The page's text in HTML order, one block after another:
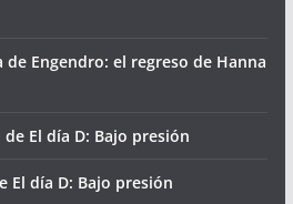
de Engendro: el regreso de Hanna
de El día D: Bajo presión
El día D: Bajo presión